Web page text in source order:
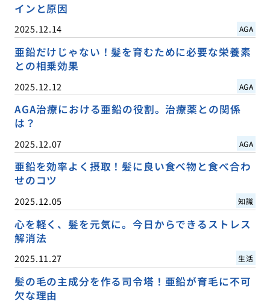
インと原因
2025.12.14 AGA
亜鉛だけじゃない！髪を育むために必要な栄養素
との相乗効果
2025.12.12 AGA
AGA治療における亜鉛の役割。治療薬との関係
は？
2025.12.07 AGA
亜鉛を効率よく摂取！髪に良い食べ物と食べ合わ
せのコツ
2025.12.05 知識
心を軽く、髪を元気に。今日からできるストレス
解消法
2025.11.27 生活
髪の毛の主成分を作る司令塔！亜鉛が育毛に不可
欠な理由